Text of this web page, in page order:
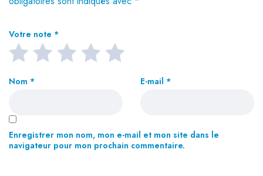
Votre note *
Nom * E-mail *
Enregistrer mon nom, mon e-mail et mon site dans le
navigateur pour mon prochain commentaire.